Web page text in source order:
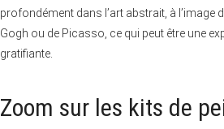
profondément dans l’art abstrait, à l’image
Gogh ou de Picasso, ce qui peut être une
gratifiante.
Zoom sur les kits de